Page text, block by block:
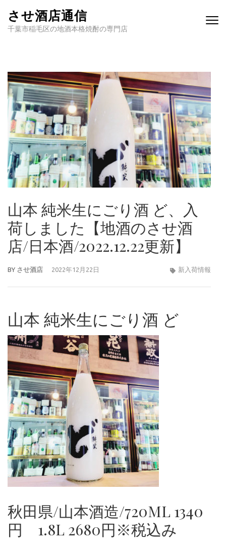
させ酒店通信
千葉市稲毛区の地酒本格焼酎の専門店
山本 純米生にごり酒 ど、入
荷しました【地酒のさせ酒
店/日本酒/2022.12.22更新】
BY させ酒店 2022年12月22日 新入荷情報
山本 純米生にごり酒 ど
秋田県/山本酒造/720ML 1340
円 1.8L 2680円※税込み